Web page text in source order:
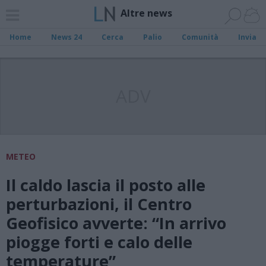
Altre news
Home News 24 Cerca Palio Comunità Invia
METEO
Il caldo lascia il posto alle
perturbazioni, il Centro
Geofisico avverte: “In arrivo
piogge forti e calo delle
temperature”